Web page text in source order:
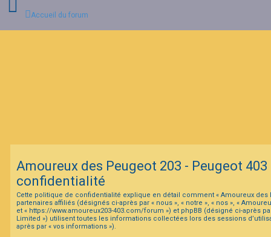
Accueil du forum
Amoureux des Peugeot 203 - Peugeot
confidentialité
Cette politique de confidentialité explique en détail comment « Amoureux des
partenaires affiliés (désignés ci-après par « nous », « notre », « nos », «
et « https://www.amoureux203-403.com/forum ») et phpBB (désigné ci-après
Limited ») utilisent toutes les informations collectées lors des sessions
après par « vos informations »).